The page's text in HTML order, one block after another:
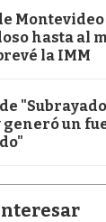
hasta al
la IMM
un